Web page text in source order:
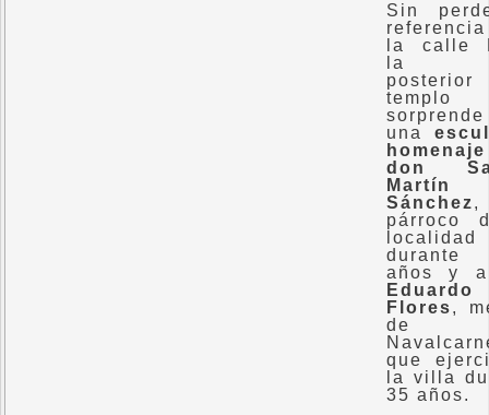
Sin
la calle
la
templo
una
don
Martín
Sánchez,
párroco
localidad
años y
Eduardo
Flores,
de
que
la villa
35 años.